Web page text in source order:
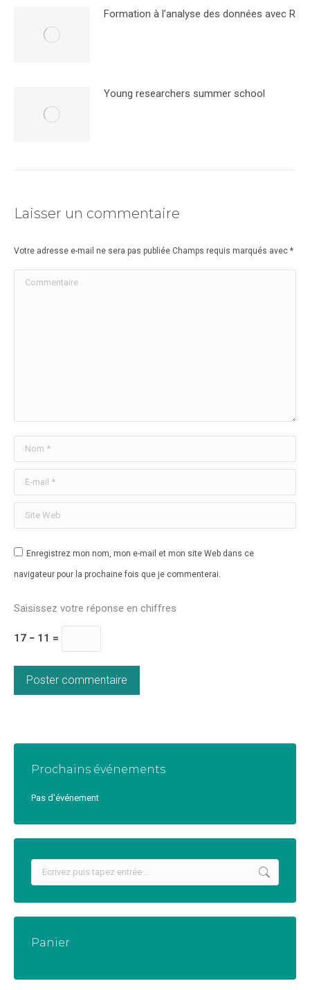
Formation à l’analyse des données avec R
Young researchers summer school
Laisser un commentaire
Votre adresse e-mail ne sera pas publiée Champs requis marqués avec *
Commentaire
Nom *
E-mail *
Site Web
Enregistrez mon nom, mon e-mail et mon site Web dans ce
navigateur pour la prochaine fois que je commenterai.
Saisissez votre réponse en chiffres
17 − 11 =
Poster commentaire
Prochains événements
Pas d'événement
Recherche
:
Panier